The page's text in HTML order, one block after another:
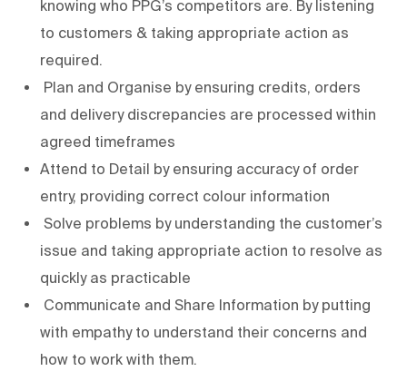
knowing who PPG’s competitors are. By listening
to customers & taking appropriate action as
required.
Plan and Organise by ensuring credits, orders
and delivery discrepancies are processed within
agreed timeframes
Attend to Detail by ensuring accuracy of order
entry, providing correct colour information
Solve problems by understanding the customer’s
issue and taking appropriate action to resolve as
quickly as practicable
Communicate and Share Information by putting
with empathy to understand their concerns and
how to work with them.